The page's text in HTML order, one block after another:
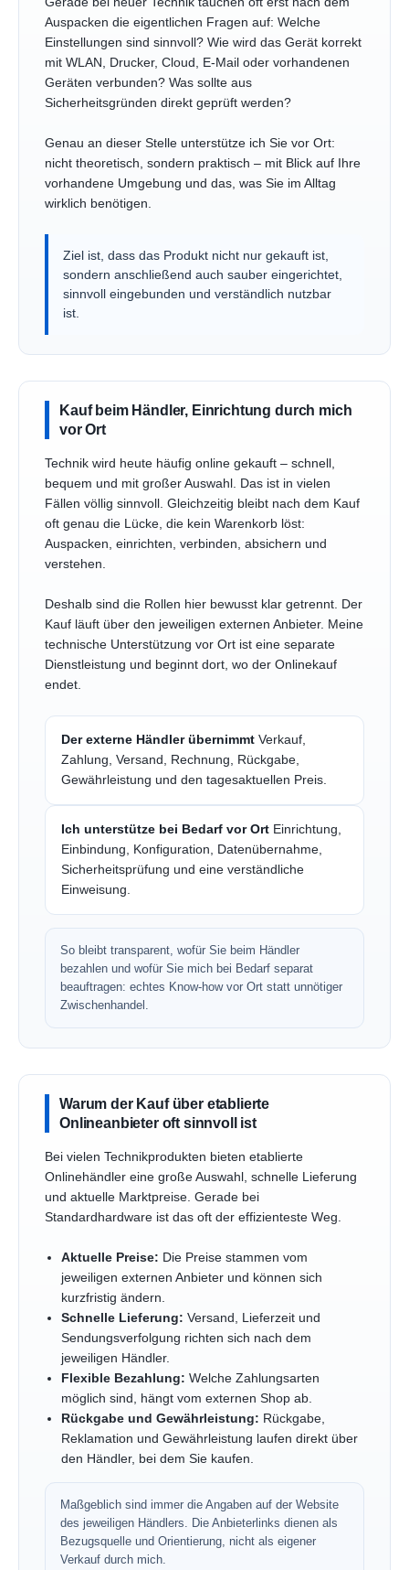
Auspacken die eigentlichen Fragen auf: Welche
Einstellungen sind sinnvoll? Wie wird das Gerät korrekt
mit WLAN, Drucker, Cloud, E-Mail oder vorhandenen
Geräten verbunden? Was sollte aus
Sicherheitsgründen direkt geprüft werden?
Genau an dieser Stelle unterstütze ich Sie vor Ort:
nicht theoretisch, sondern praktisch – mit Blick auf Ihre
vorhandene Umgebung und das, was Sie im Alltag
wirklich benötigen.
Ziel ist, dass das Produkt nicht nur gekauft ist,
sondern anschließend auch sauber eingerichtet,
sinnvoll eingebunden und verständlich nutzbar
ist.
Kauf beim Händler, Einrichtung durch mich
vor Ort
Technik wird heute häufig online gekauft – schnell,
bequem und mit großer Auswahl. Das ist in vielen
Fällen völlig sinnvoll. Gleichzeitig bleibt nach dem Kauf
oft genau die Lücke, die kein Warenkorb löst:
Auspacken, einrichten, verbinden, absichern und
verstehen.
Deshalb sind die Rollen hier bewusst klar getrennt. Der
Kauf läuft über den jeweiligen externen Anbieter. Meine
technische Unterstützung vor Ort ist eine separate
Dienstleistung und beginnt dort, wo der Onlinekauf
endet.
Der externe Händler übernimmt Verkauf,
Zahlung, Versand, Rechnung, Rückgabe,
Gewährleistung und den tagesaktuellen Preis.
Ich unterstütze bei Bedarf vor Ort Einrichtung,
Einbindung, Konfiguration, Datenübernahme,
Sicherheitsprüfung und eine verständliche
Einweisung.
So bleibt transparent, wofür Sie beim Händler
bezahlen und wofür Sie mich bei Bedarf separat
beauftragen: echtes Know-how vor Ort statt unnötiger
Zwischenhandel.
Warum der Kauf über etablierte
Onlineanbieter oft sinnvoll ist
Bei vielen Technikprodukten bieten etablierte
Onlinehändler eine große Auswahl, schnelle Lieferung
und aktuelle Marktpreise. Gerade bei
Standardhardware ist das oft der effizienteste Weg.
Aktuelle Preise: Die Preise stammen vom
jeweiligen externen Anbieter und können sich
kurzfristig ändern.
Schnelle Lieferung: Versand, Lieferzeit und
Sendungsverfolgung richten sich nach dem
jeweiligen Händler.
Flexible Bezahlung: Welche Zahlungsarten
möglich sind, hängt vom externen Shop ab.
Rückgabe und Gewährleistung: Rückgabe,
Reklamation und Gewährleistung laufen direkt über
den Händler, bei dem Sie kaufen.
Maßgeblich sind immer die Angaben auf der Website
des jeweiligen Händlers. Die Anbieterlinks dienen als
Bezugsquelle und Orientierung, nicht als eigener
Verkauf durch mich.